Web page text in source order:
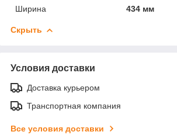
Ширина
434 мм
Скрыть
Условия доставки
Доставка курьером
Транспортная компания
Все условия доставки